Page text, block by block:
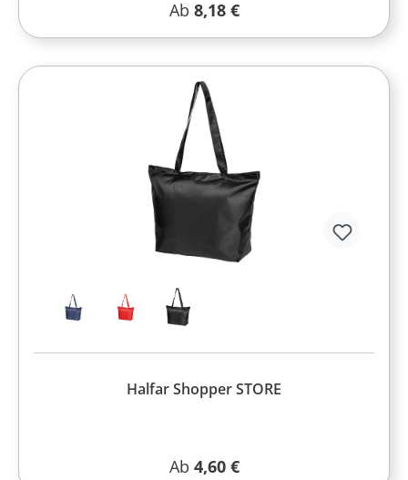
Regulärer Preis:
Ab 8,18 €
Halfar Shopper STORE
Regulärer Preis:
Ab 4,60 €